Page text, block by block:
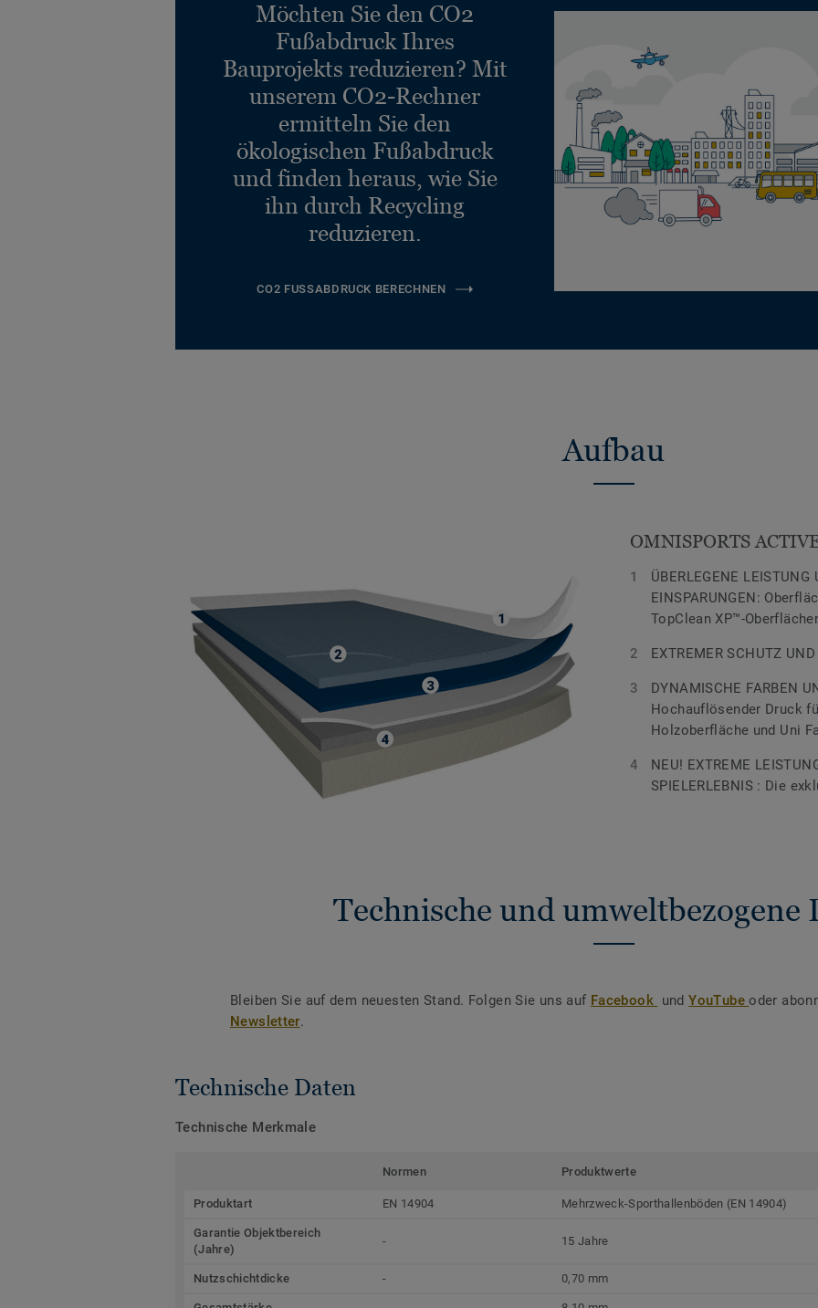
Möchten Sie den CO2
Fußabdruck Ihres
Bauprojekts reduzieren? Mit
unserem CO2-Rechner
ermitteln Sie den
ökologischen Fußabdruck
und finden heraus, wie Sie
ihn durch Recycling
reduzieren.
CO2 FUSSABDRUCK BERECHNEN
Aufbau
OMNISPORTS
ÜBERLEGENE LEISTUNG
EINSPARUNGEN:
TopClean XP™-
EXTREMER SCHUTZ
DYNAMISCHE FARBEN
Hochauflösender Druck
Holzoberfläche und Uni
NEU! EXTREME
SPIELERLEBNIS : Die
Technische und umweltbezogene
Bleiben Sie auf dem neuesten Stand. Folgen Sie uns auf Facebook undYouTubeoder
Newsletter.
Technische Daten
Technische Merkmale
Normen Produktwerte
Produktart EN 14904 Mehrzweck-Sporthallenböden (EN 14904)
Garantie Objektbereich
(Jahre)
- 15 Jahre
Nutzschichtdicke - 0,70 mm